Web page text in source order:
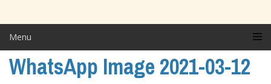
Menu
WhatsApp Image 2021-03-12